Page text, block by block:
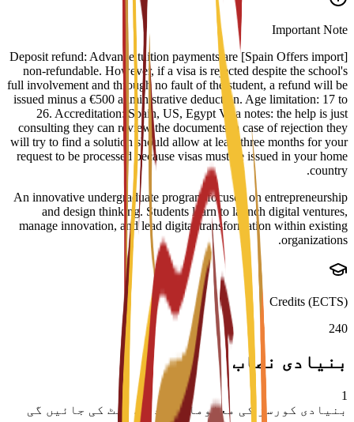
Important Note
[Spain Offers import] Deposit refund: Advance tuition payments are
non-refundable. However, if a visa is rejected despite the school's
full involvement and through no fault of the student, a refund will be
issued minus a €500 administrative deduction. Age limitation: 17 to
26. Accreditation: Spain, US, Egypt Visa notes: the help is just
consulting they can review the documents in case of rejection they
will try to find a solution should allow at least three months for your
request to be processed because visas must be issued in your home
country.
An innovative undergraduate program focused on entrepreneurship
and design thinking. Students learn to launch digital ventures,
manage innovation, and lead digital transformation within existing
organizations.
Credits (ECTS)
240
بنیادی نصاب
1
بنیادی کورسز کی معلومات جلد اپ ڈیٹ کی جائیں گی